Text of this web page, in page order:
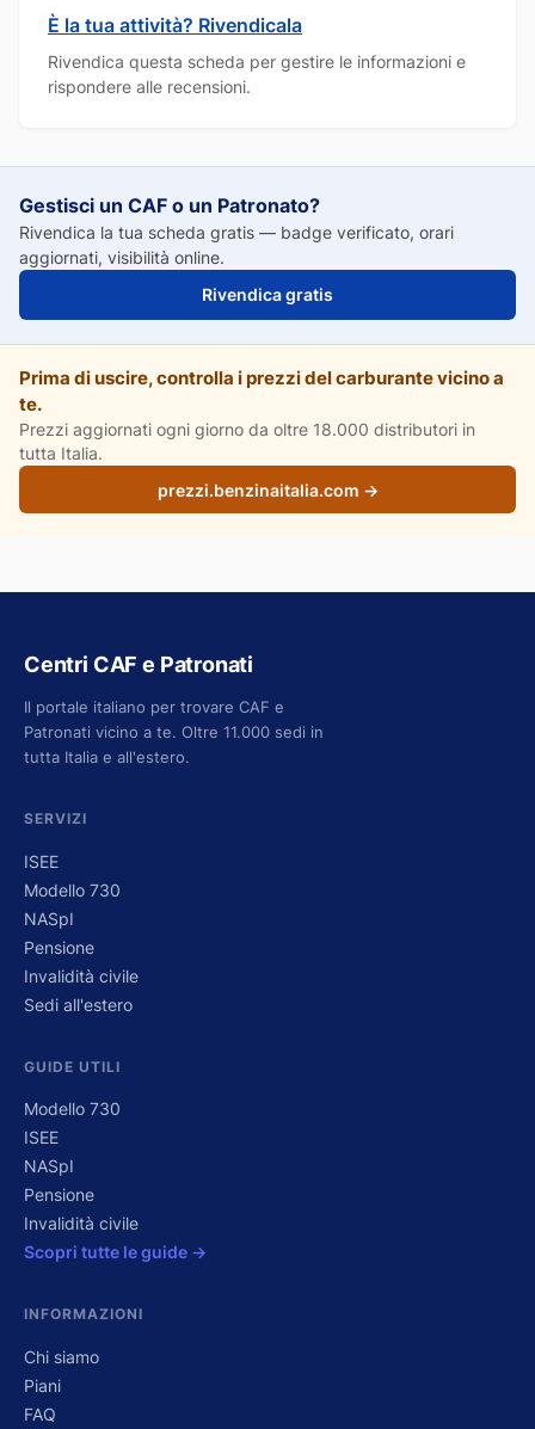
È la tua attività? Rivendicala
Rivendica questa scheda per gestire le informazioni e
rispondere alle recensioni.
Gestisci un CAF o un Patronato?
Rivendica la tua scheda gratis — badge verificato, orari
aggiornati, visibilità online.
Rivendica gratis
Prima di uscire, controlla i prezzi del carburante vicino a
te.
Prezzi aggiornati ogni giorno da oltre 18.000 distributori in
tutta Italia.
prezzi.benzinaitalia.com →
Centri CAF e Patronati
Il portale italiano per trovare CAF e
Patronati vicino a te. Oltre 11.000 sedi in
tutta Italia e all'estero.
SERVIZI
ISEE
Modello 730
NASpI
Pensione
Invalidità civile
Sedi all'estero
GUIDE UTILI
Modello 730
ISEE
NASpI
Pensione
Invalidità civile
Scopri tutte le guide →
INFORMAZIONI
Chi siamo
Piani
FAQ